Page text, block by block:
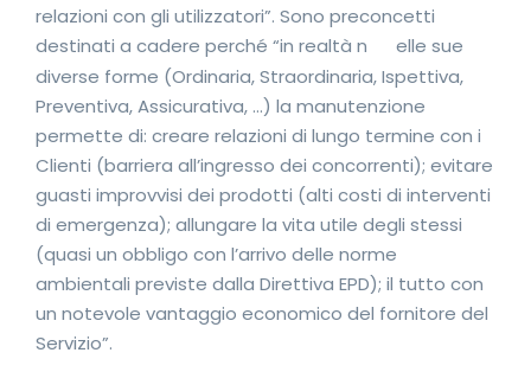
relazioni con gli utilizzatori”. Sono preconcetti
destinati a cadere perché “in realtà n
elle sue
diverse forme (Ordinaria, Straordinaria, Ispettiva,
Preventiva, Assicurativa, …) la manutenzione
permette di: creare relazioni di lungo termine con i
Clienti (barriera all’ingresso dei concorrenti); evitare
guasti improvvisi dei prodotti (alti costi di interventi
di emergenza); allungare la vita utile degli stessi
(quasi un obbligo con l’arrivo delle norme
ambientali previste dalla Direttiva EPD); il tutto con
un notevole vantaggio economico del fornitore del
Servizio”.